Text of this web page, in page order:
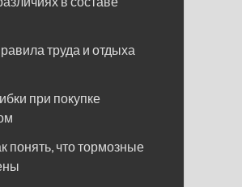
труда и отдыха
при покупке
понять, что тормозные